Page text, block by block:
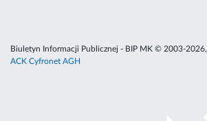
Biuletyn Informacji Publicznej - BIP MK © 2003-2026,
ACK Cyfronet AGH